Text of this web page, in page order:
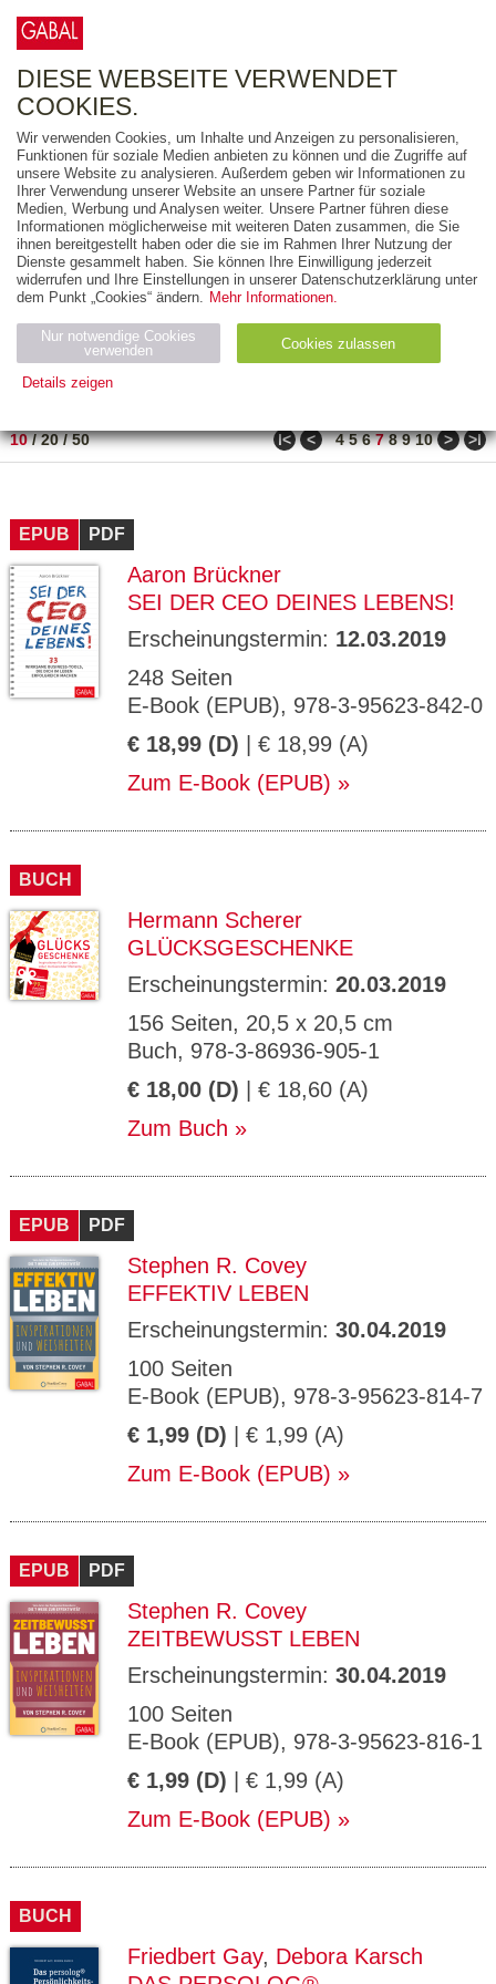
FREITEXT
AUSGABEART
AUS DER REIHE
ZUM THEMA
Neuerscheinung
Bestseller
PREIS
10/20/50 ǀ< < 4 5 6 7 8 9 10 > >ǀ
EPUB PDF
Aaron Brückner
SEI DER CEO DEINES LEBENS!
Erscheinungstermin: 12.03.2019
248 Seiten
E-Book (EPUB), 978-3-95623-842-0
€ 18,99 (D) | € 18,99 (A)
Zum E-Book (EPUB)
BUCH
Hermann Scherer
GLÜCKSGESCHENKE
Erscheinungstermin: 20.03.2019
156 Seiten, 20,5 x 20,5 cm
Buch, 978-3-86936-905-1
€ 18,00 (D) | € 18,60 (A)
Zum Buch
EPUB PDF
Stephen R. Covey
EFFEKTIV LEBEN
Erscheinungstermin: 30.04.2019
100 Seiten
E-Book (EPUB), 978-3-95623-814-7
€ 1,99 (D) | € 1,99 (A)
Zum E-Book (EPUB)
EPUB PDF
Stephen R. Covey
ZEITBEWUSST LEBEN
Erscheinungstermin: 30.04.2019
100 Seiten
E-Book (EPUB), 978-3-95623-816-1
€ 1,99 (D) | € 1,99 (A)
Zum E-Book (EPUB)
BUCH
Friedbert Gay, Debora Karsch
DIESE WEBSEITE VERWENDET
COOKIES.
Wir verwenden Cookies, um Inhalte und Anzeigen zu personalisieren,
Funktionen für soziale Medien anbieten zu können und die Zugriffe auf
unsere Website zu analysieren. Außerdem geben wir Informationen zu
Ihrer Verwendung unserer Website an unsere Partner für soziale
Medien, Werbung und Analysen weiter. Unsere Partner führen diese
Informationen möglicherweise mit weiteren Daten zusammen, die Sie
ihnen bereitgestellt haben oder die sie im Rahmen Ihrer Nutzung der
Dienste gesammelt haben. Sie können Ihre Einwilligung jederzeit
widerrufen und Ihre Einstellungen in unserer Datenschutzerklärung unter
dem Punkt „Cookies“ ändern. Mehr Informationen.
Nur notwendige Cookies
verwenden
Cookies zulassen
Details zeigen
Name Zweck
Ty
ESSION
_ID
verlag.
de
GV_CO
OKIES
gabal-
Speichert den Zustimmungsstatus des
Domäne.
ge
T
P